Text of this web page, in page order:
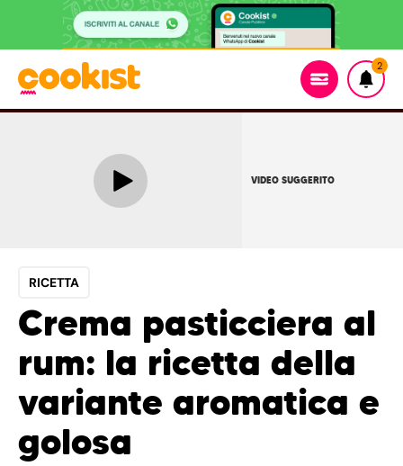
2
VIDEO SUGGERITO
RICETTA
Crema pasticciera al
rum: la ricetta della
variante aromatica e
golosa